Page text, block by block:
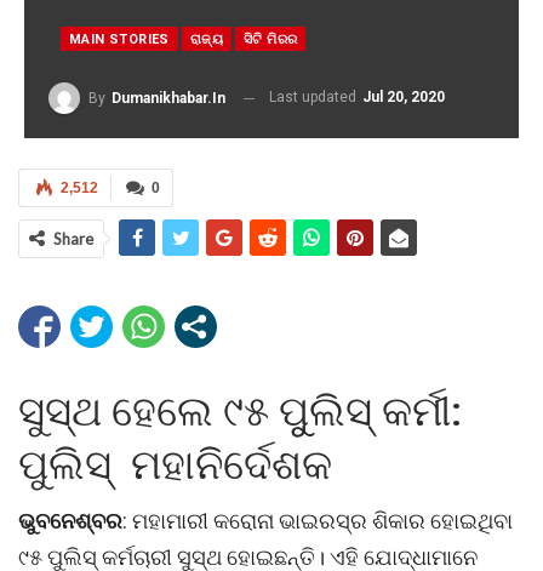
MAIN STORIES ରାଜ୍ୟ ସିଟି ମିରର
By Dumanikhabar.in Last updated Jul 20, 2020
0
2,512
Share
ସୁସ୍ଥ ହେଲେ ୯୫ ପୁୁଲିସ୍‌ କର୍ମୀ:
ପୁଲିସ୍‌ ମହାନିର୍ଦେଶକ
ଭୁବନେଶ୍ବର: ମହାମାରୀ କରୋନା ଭାଇରସ୍‌ର ଶିକାର ହୋଇଥିବା
୯୫ ପୁଲିସ୍‌ କର୍ମଚାରୀ ସୁସ୍ଥ ହୋଇଛନ୍ତି। ଏହି ଯୋଦ୍ଧାମାନେ